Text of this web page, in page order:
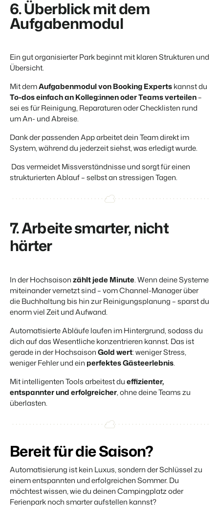
6. Überblick mit dem
Aufgabenmodul
Ein gut organisierter Park beginnt mitklaren Strukturen und
Übersicht.
Mit demAufgabenmodul von Booking Expertskannst du
To-dos einfach an Kolleg:innen oder Teams verteilen–
sei es für Reinigung, Reparaturen oder Checklisten rund
um An- und Abreise.
Dank der passenden App arbeitet dein Teamdirekt im
System, während du jederzeitsiehst, was erledigt wurde.
Das vermeidet Missverständnisse und sorgt für einen
strukturierten Ablauf – selbst an stressigen Tagen.
7. Arbeite smarter, nicht
härter
In der Hochsaisonzählt jede Minute. Wenn deine Systeme
miteinander vernetzt sind – vom Channel-Manager über
die Buchhaltung bis hin zur Reinigungsplanung – sparst du
enorm viel Zeit und Aufwand.
Automatisierte Abläufe laufen im Hintergrund,sodass du
dich auf das Wesentliche konzentrieren kannst. Das ist
gerade in der HochsaisonGold wert: weniger Stress,
weniger Fehler und ein perfektes Gästeerlebnis.
Mit intelligenten Tools arbeitest dueffizienter,
entspannter und erfolgreicher, ohne deine Teams zu
überlasten.
Bereit für die Saison?
Automatisierung ist kein Luxus, sondern der Schlüssel zu
einem entspannten und erfolgreichen Sommer. Du
möchtest wissen, wie du deinen Campingplatz oder
Ferienpark noch smarter aufstellen kannst?